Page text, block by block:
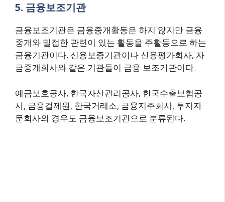
5. 금융보조기관
금융보조기관은 금융중개활동은 하지 않지만 금융
중개와 밀접한 관련이 있는 활동을 주활동으로 하는
금융기관이다. 신용보증기관이나 신용평가회사, 자
금중개회사와 같은 기관들이 금융 보조기관이다.
예금보호공사, 한국자산관리공사, 한국수출보험공
사, 금융걸제원, 한국거래소, 금융지주회사, 투자자
문회사의 경우도 금융보조기관으로 분류된다.